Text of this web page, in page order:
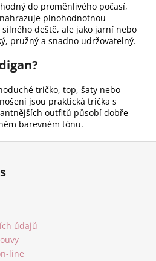
do proměnlivého počasí,
plnohodnotnou
deště, ale jako jarní nebo
pružný a snadno udržovatelný.
tričko, top, šaty nebo
jsou praktická trička s
outfitů působí dobře
barevném tónu.
údajů
line